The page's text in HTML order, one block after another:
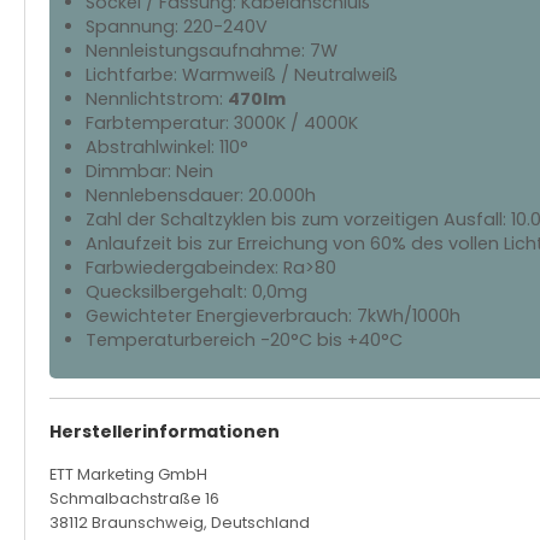
Spannung: 220-240V
Nennleistungsaufnahme: 7W
Lichtfarbe: Warmweiß / Neutralweiß
Nennlichtstrom: 470lm
Farbtemperatur: 3000K / 4000K
Abstrahlwinkel: 110°
Dimmbar: Nein
Nennlebensdauer: 20.000h
Zahl der Schaltzyklen bis zum vorzeitigen Ausfall:
Anlaufzeit bis zur Erreichung von 60% des vollen
Farbwiedergabeindex: Ra>80
Quecksilbergehalt: 0,0mg
Gewichteter Energieverbrauch: 7kWh/1000h
Temperaturbereich -20°C bis +40°C
Herstellerinformationen
ETT Marketing GmbH
Schmalbachstraße 16
38112 Braunschweig, Deutschland